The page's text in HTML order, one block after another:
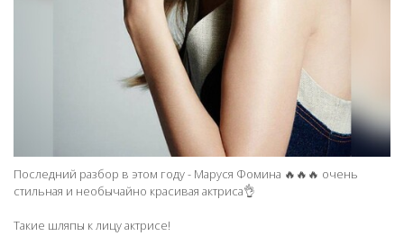
Последний разбор в этом году - Маруся Фомина 🔥🔥🔥 очень
стильная и необычайно красивая актриса👌
Такие шляпы к лицу актрисе!